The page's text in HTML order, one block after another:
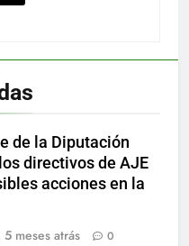
de la Diputación
directivos de AJE
acciones en la
5 meses atrás 0